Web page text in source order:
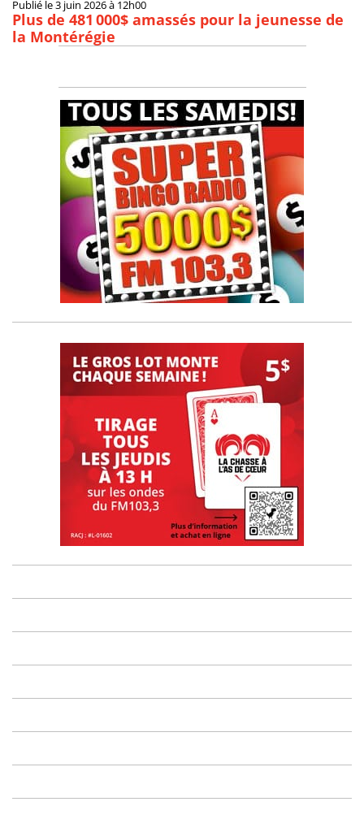
Publié le 3 juin 2026 à 12h00
Plus de 481 000$ amassés pour la jeunesse de
la Montérégie